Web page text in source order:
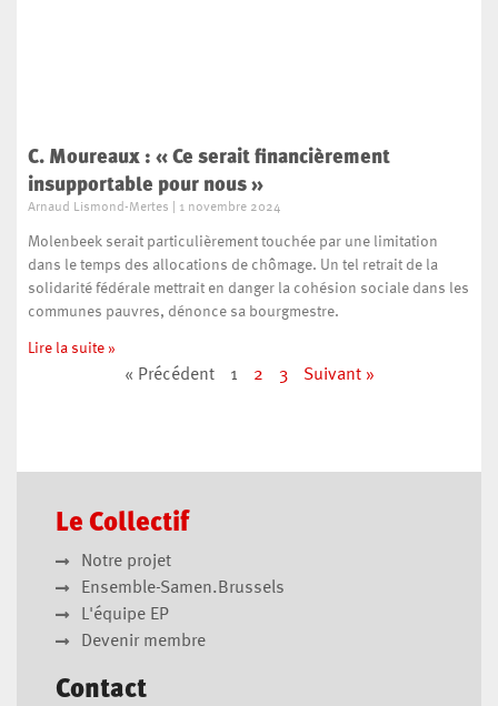
C. Moureaux : « Ce serait financièrement
insupportable pour nous »
Arnaud Lismond-Mertes 1 novembre 2024
Molenbeek serait particulièrement touchée par une limitation
dans le temps des allocations de chômage. Un tel retrait de la
solidarité fédérale mettrait en danger la cohésion sociale dans les
communes pauvres, dénonce sa bourgmestre.
Lire la suite »
« Précédent 1 2 3 Suivant »
Le Collectif
Notre projet
Ensemble-Samen.Brussels
L'équipe EP
Devenir membre
Contact